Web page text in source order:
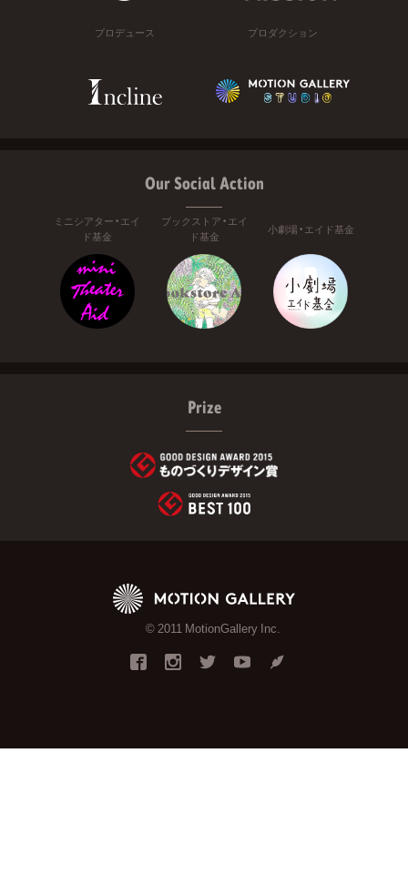
プロデュース プロダクション
Our Social Action
ミニシアター・エイ
ド基金
ブックストア・エイ
ド基金
小劇場・エイド基金
Prize
© 2011 MotionGallery Inc.